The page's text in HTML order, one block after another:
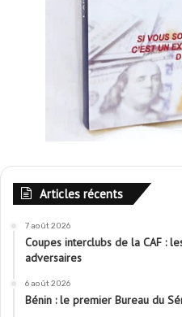
Articles récents
7 août 2026
Coupes interclubs de la CAF :
adversaires
6 août 2026
Bénin : le premier Bureau du